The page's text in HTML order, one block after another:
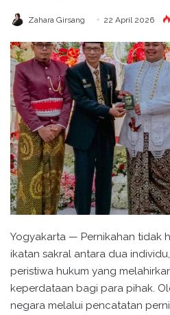
Zahara Girsang 22 April 2026
Yogyakarta — Pernikahan tidak
ikatan sakral antara dua
peristiwa hukum yang
keperdataan bagi para pihak.
negara melalui pencatatan